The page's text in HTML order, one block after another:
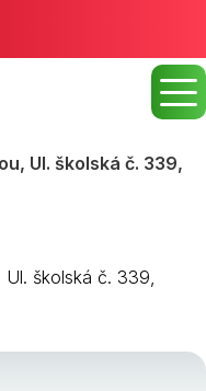
Ul. školská č. 339,
Ul. školská č. 339,